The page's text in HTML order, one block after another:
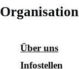
Organisation
Über uns
Infostellen